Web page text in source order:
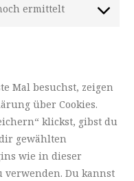
service
ermittelt
Consent
Mal besuchst, zeigen
über Cookies.
klickst, gibst du
gewählten
wie in dieser
verwenden. Du kannst